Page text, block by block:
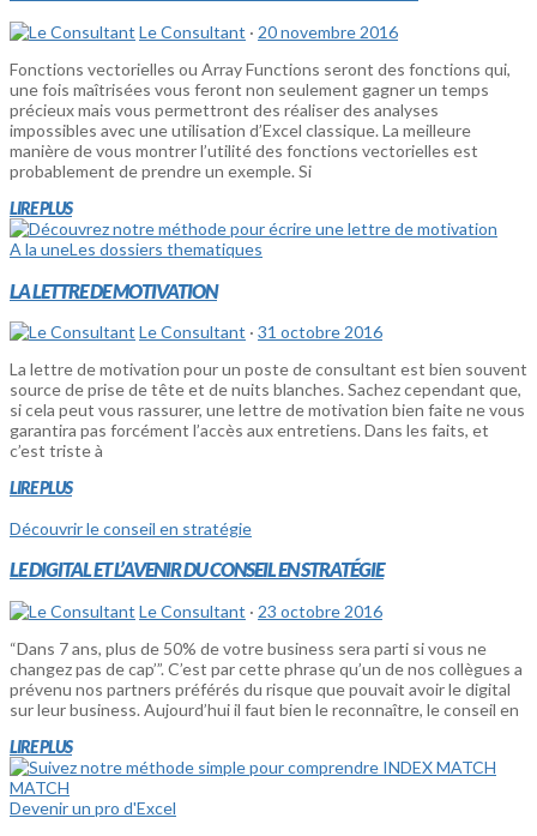
Le Consultant · 20 novembre 2016
Fonctions vectorielles ou Array Functions seront des fonctions qui,
une fois maîtrisées vous feront non seulement gagner un temps
précieux mais vous permettront des réaliser des analyses
impossibles avec une utilisation d’Excel classique. La meilleure
manière de vous montrer l’utilité des fonctions vectorielles est
probablement de prendre un exemple. Si
LIRE PLUS
A la uneLes dossiers thematiques
LA LETTRE DE MOTIVATION
Le Consultant · 31 octobre 2016
La lettre de motivation pour un poste de consultant est bien souvent
source de prise de tête et de nuits blanches. Sachez cependant que,
si cela peut vous rassurer, une lettre de motivation bien faite ne vous
garantira pas forcément l’accès aux entretiens. Dans les faits, et
c’est triste à
LIRE PLUS
Découvrir le conseil en stratégie
LE DIGITAL ET L’AVENIR DU CONSEIL EN STRATÉGIE
Le Consultant · 23 octobre 2016
“Dans 7 ans, plus de 50% de votre business sera parti si vous ne
changez pas de cap’”. C’est par cette phrase qu’un de nos collègues a
prévenu nos partners préférés du risque que pouvait avoir le digital
sur leur business. Aujourd’hui il faut bien le reconnaître, le conseil en
LIRE PLUS
Devenir un pro d'Excel